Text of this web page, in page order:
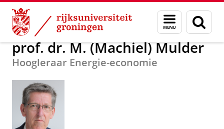
Skip
Content
Skip
Navigation
Menu
en
zoeken
Over ons prof. dr. M. (Machiel) Mulder
prof. dr. M. (Machiel) Mulder
Hoogleraar Energie-economie